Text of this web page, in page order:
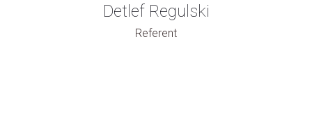
Detlef Regulski
Referent